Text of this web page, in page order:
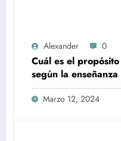
Alexander 0
Cuál es el
según la
Marzo 12, 2024